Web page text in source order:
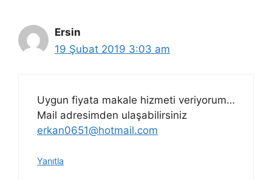
Ersin
19 Şubat 2019 3:03 am
Uygun fiyata makale hizmeti veriyorum…
Mail adresimden ulaşabilirsiniz
erkan0651@hotmail.com
Yanıtla